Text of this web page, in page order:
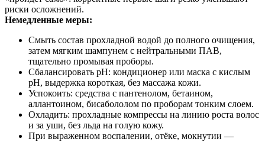
риски осложнений.
Немедленные меры:
Смыть состав прохладной водой до полного очищения,
затем мягким шампунем с нейтральными ПАВ,
тщательно промывая проборы.
Сбалансировать pH: кондиционер или маска с кислым
pH, выдержка короткая, без массажа кожи.
Успокоить: средства с пантенолом, бетаином,
аллантоином, бисабололом по проборам тонким слоем.
Охладить: прохладные компрессы на линию роста волос
и за уши, без льда на голую кожу.
При выраженном воспалении, отёке, мокнутии —